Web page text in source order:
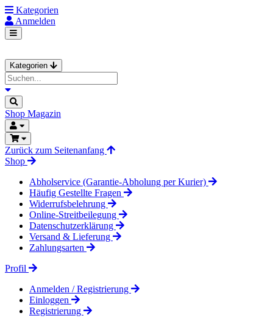
Kategorien
Anmelden
Kategorien
Shop Magazin
Zurück zum Seitenanfang
Shop
Abholservice (Garantie-Abholung per Kurier)
Häufig Gestellte Fragen
Widerrufsbelehrung
Online-Streitbeilegung
Datenschutzerklärung
Versand & Lieferung
Zahlungsarten
Profil
Anmelden / Registrierung
Einloggen
Registrierung